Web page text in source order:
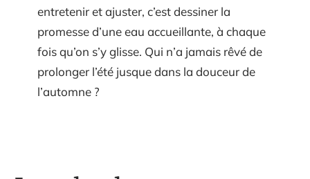
entretenir et ajuster, c’est dessiner la
promesse d’une eau accueillante, à chaque
fois qu’on s’y glisse. Qui n’a jamais rêvé de
prolonger l’été jusque dans la douceur de
l’automne ?